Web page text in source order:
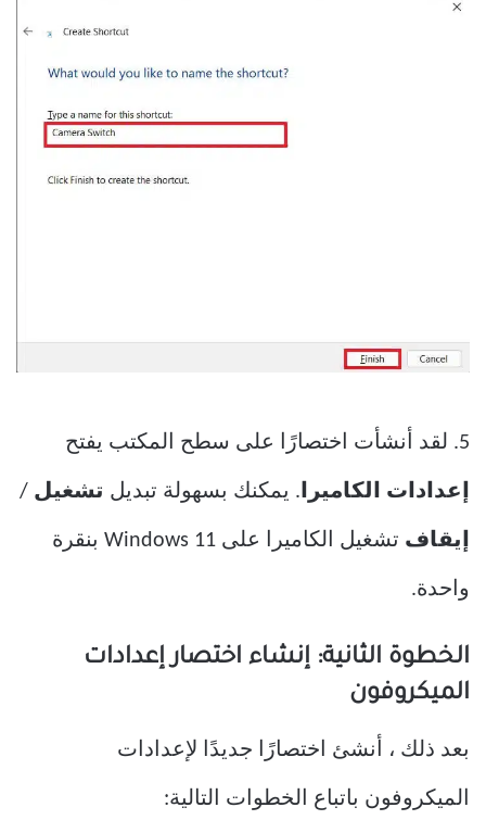
5. لقد أنشأت اختصارًا على سطح المكتب يفتح
إعدادات الكاميرا . يمكنك بسهولة تبديل تشغيل /
إيقاف تشغيل الكاميرا على Windows 11 بنقرة
واحدة.
الخطوة الثانية: إنشاء اختصار إعدادات
الميكروفون
بعد ذلك ، أنشئ اختصارًا جديدًا لإعدادات
الميكروفون باتباع الخطوات التالية: